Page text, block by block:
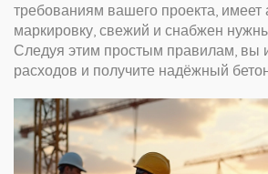
требованиям вашего проекта, имеет
маркировку, свежий и снабжен
Следуя этим простым правилам, вы
расходов и получите надёжный